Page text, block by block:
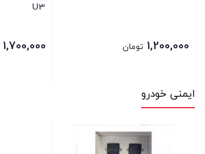
1,200,000 تومان
U3
1,700,000
ایمنی خودرو